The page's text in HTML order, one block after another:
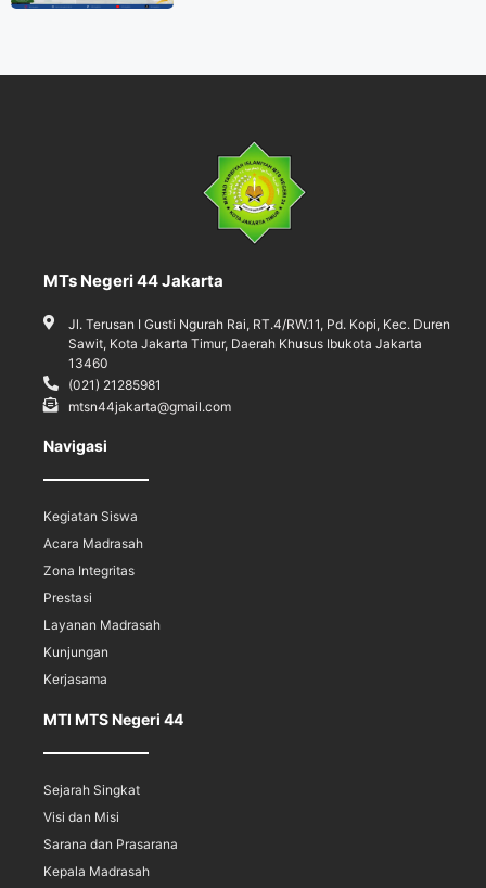
MTs Negeri 44 Jakarta
Jl. Terusan I Gusti Ngurah Rai, RT.4/RW.11, Pd. Kopi, Kec. Duren
Sawit, Kota Jakarta Timur, Daerah Khusus Ibukota Jakarta
13460
(021) 21285981
mtsn44jakarta@gmail.com
Navigasi
Kegiatan Siswa
Acara Madrasah
Zona Integritas
Prestasi
Layanan Madrasah
Kunjungan
Kerjasama
MTI MTS Negeri 44
Sejarah Singkat
Visi dan Misi
Sarana dan Prasarana
Kepala Madrasah